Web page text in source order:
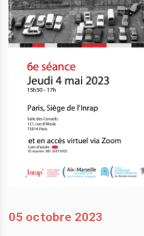
05 octobre 2023